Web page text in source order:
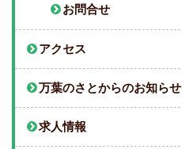
お問合せ
アクセス
万葉のさとからのお知らせ
求人情報